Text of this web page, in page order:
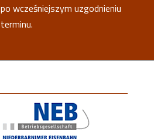
po wcześniejszym uzgodnieniu
terminu.